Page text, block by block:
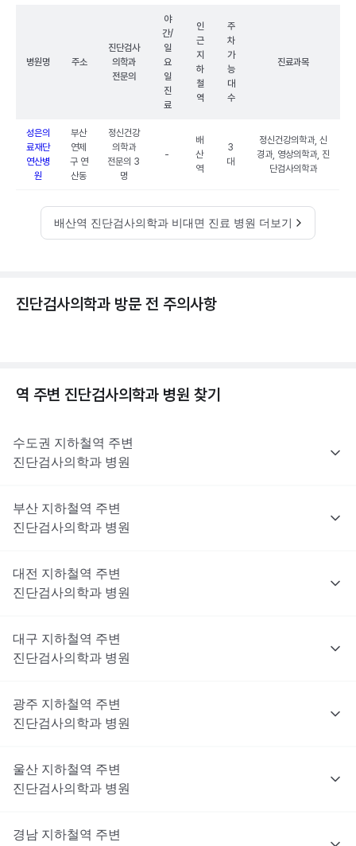
병원명 주소
진단검사
의학과
전문의
야
간/
일
요
일
진
료
인
근
지
하
철
역
주
차
가
능
대
수
진료과목
성은의
료재단
연산병
원
부산
연제
구 연
산동
정신건강
의학과
전문의 3
명
-
배
산
역
3
대
정신건강의학과, 신
경과, 영상의학과, 진
단검사의학과
배산역 진단검사의학과 비대면 진료 병원 더보기
진단검사의학과 방문 전 주의사항
역 주변 진단검사의학과 병원 찾기
수도권 지하철역 주변
진단검사의학과 병원
부산 지하철역 주변
진단검사의학과 병원
대전 지하철역 주변
진단검사의학과 병원
대구 지하철역 주변
진단검사의학과 병원
광주 지하철역 주변
진단검사의학과 병원
울산 지하철역 주변
진단검사의학과 병원
경남 지하철역 주변